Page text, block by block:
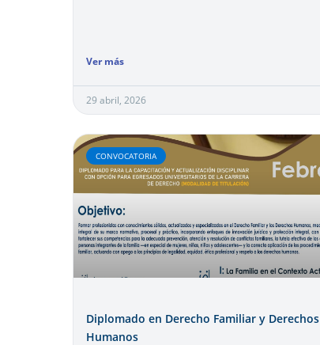
Ver más
29 abril, 2026
CONVOCATORIA
Diplomado en Derecho Familiar y Derechos
Humanos